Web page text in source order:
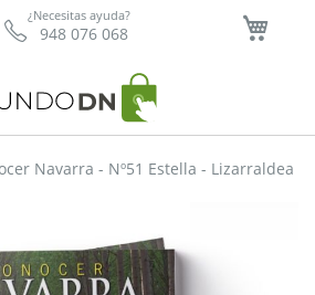
¿Necesitas ayuda?
948 076 068
Navarra - Nº51 Estella - Lizarraldea